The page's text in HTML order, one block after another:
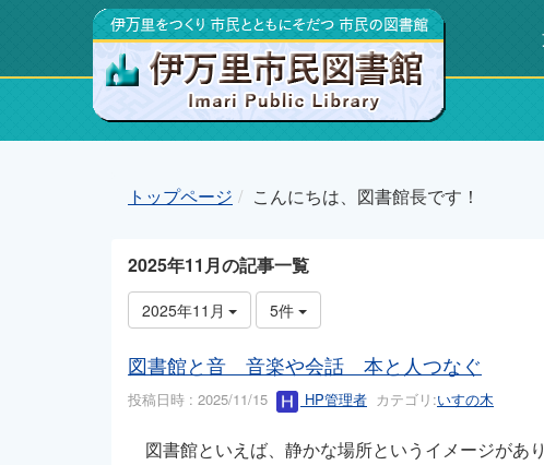
トップページ こんにちは、図書館長です！
2025年11月の記事一覧
2025年11月 5件
図書館と音 音楽や会話 本と人つなぐ
投稿日時 : 2025/11/15 HP管理者 カテゴリ:いすの木
図書館といえば、静かな場所というイメージがあ